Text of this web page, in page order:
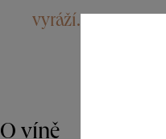
vyráží.
O víně